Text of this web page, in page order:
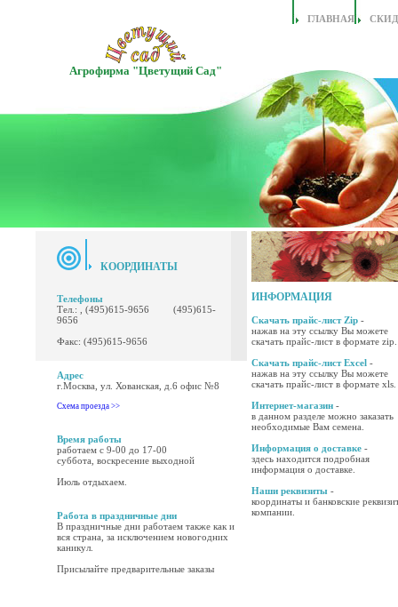
Агрофирма "Цветущий Сад"
ГЛАВНАЯ
КООРДИНАТЫ
Телефоны
Тел.: , (495)615-9656 (495)615-
9656
Факс: (495)615-9656
Адрес
г.Москва, ул. Хованская, д.6 офис №8
Схема проезда >>
Время работы
работаем с 9-00 до 17-00
суббота, воскресение выходной
Июль отдыхаем.
Работа в праздничные дни
В праздничные дни работаем также как и
вся страна, за исключением новогодних
каникул.
Присылайте предварительные заказы
ИНФОРМАЦИЯ
Скачать прайс-лист Zip -
нажав на эту ссылку Вы можете
скачать прайс-лист в формате zip.
Скачать прайс-лист Excel -
нажав на эту ссылку Вы можете
скачать прайс-лист в формате xls.
Интернет-магазин -
в данном разделе можно заказать
необходимые Вам семена.
Информация о доставке -
здесь находится подробная
информация о доставке.
Наши реквизиты -
координаты и банковские
компании.